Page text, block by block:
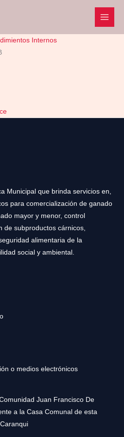
Internos
Municipal que brinda servicios en,
para comercialización de ganado
mayor y menor, control
de subproductos cárnicos,
alimentaria de la
social y ambiental.
o medios electrónicos
Juan Francisco De
a la Casa Comunal de esta